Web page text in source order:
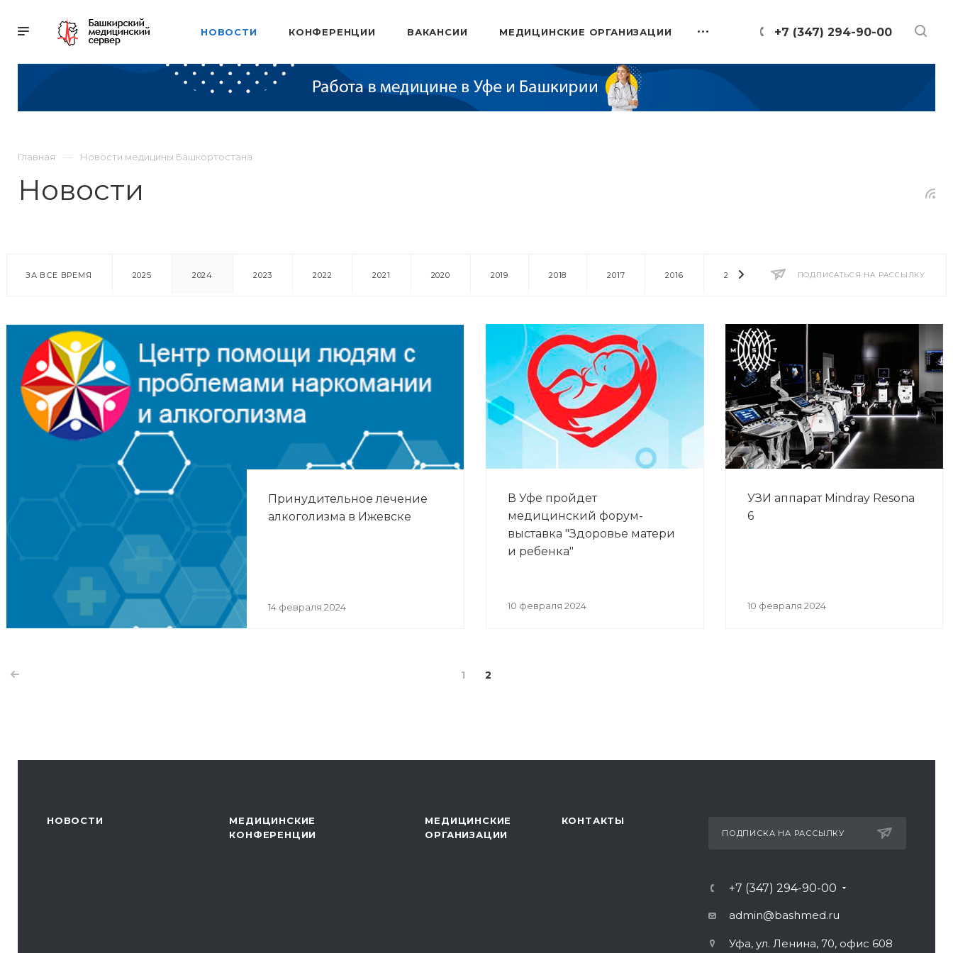
+7 (347) 294-90-00
НОВОСТИ КОНФЕРЕНЦИИ ВАКАНСИИ МЕДИЦИНСКИЕ ОРГАНИЗАЦИИ
Главная Новости медицины Башкортостана
Новости
ПОДПИСАТЬСЯ НА РАССЫЛКУ
ЗА ВСЕ ВРЕМЯ 2025 2024 2023 2022 2021 2020 2019 2018 2017 2016 2014 2013 2012 2011
Принудительное лечение
алкоголизма в Ижевске
14 февраля 2024
В Уфе пройдет
медицинский форум-
выставка "Здоровье матери
и ребенка"
10 февраля 2024
УЗИ аппарат Mindray Resona
6
10 февраля 2024
1 2
НОВОСТИ
МЕДИЦИНСКИЕ
КОНФЕРЕНЦИИ
МЕДИЦИНСКИЕ
ОРГАНИЗАЦИИ
КОНТАКТЫ
ПОДПИСКА НА РАССЫЛКУ
+7 (347) 294-90-00
admin@bashmed.ru
Уфа, ул. Ленина, 70, офис 608